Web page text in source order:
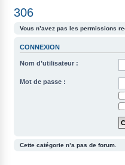
306
Vous n’avez pas les permissions
CONNEXION
Nom d’utilisateur :
Mot de passe :
Cette catégorie n’a pas de forum.